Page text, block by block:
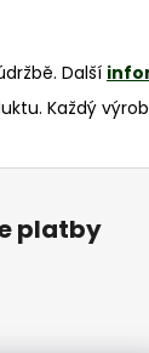
Další
Každý
platby